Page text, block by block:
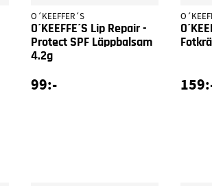
O´KEEFFER´S
O´KEEFFE´S Lip Repair -
Protect SPF Läppbalsam
4.2g
99:-